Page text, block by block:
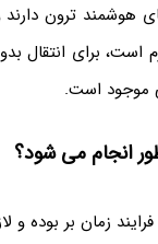
هوشمند ترون دارند
است، برای انتقال
موجود است.
انجام می شود؟
زمان بر بوده و